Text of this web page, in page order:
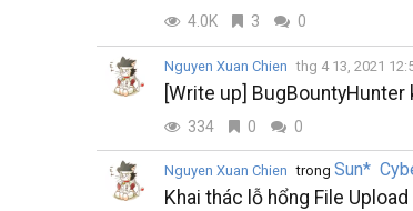
4.0K 3 0
Nguyen Xuan Chien thg 4 13, 2021
[Write up] BugBountyHunter
334 0 0
Nguyen Xuan Chien trong Sun*
Khai thác lỗ hổng File